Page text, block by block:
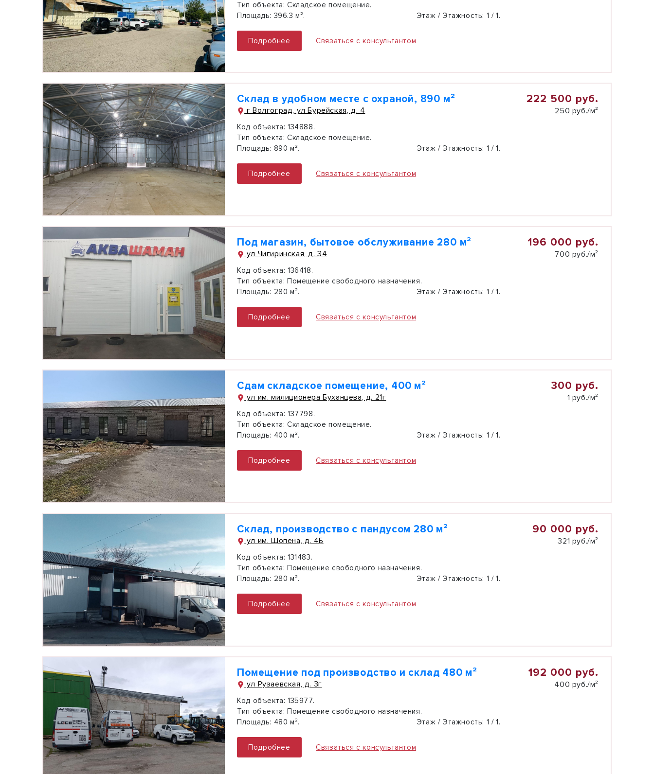
Тип объекта: Складское помещение.
Площадь: 396.3 м². Этаж / Этажность: 1 / 1.
Подробнее Связаться с консультантом
Склад в удобном месте с охраной, 890 м²
г Волгоград, ул Бурейская, д. 4
222 500 руб.
250 руб./м²
Код объекта: 134888.
Тип объекта: Складское помещение.
Площадь: 890 м². Этаж / Этажность: 1 / 1.
Подробнее Связаться с консультантом
Под магазин, бытовое обслуживание 280 м²
ул Чигиринская, д. 34
196 000 руб.
700 руб./м²
Код объекта: 136418.
Тип объекта: Помещение свободного назначения.
Площадь: 280 м². Этаж / Этажность: 1 / 1.
Подробнее Связаться с консультантом
Сдам складское помещение, 400 м²
ул им. милиционера Буханцева, д. 21г
300 руб.
1 руб./м²
Код объекта: 137798.
Тип объекта: Складское помещение.
Площадь: 400 м². Этаж / Этажность: 1 / 1.
Подробнее Связаться с консультантом
Склад, производство с пандусом 280 м²
ул им. Шопена, д. 4Б
90 000 руб.
321 руб./м²
Код объекта: 131483.
Тип объекта: Помещение свободного назначения.
Площадь: 280 м². Этаж / Этажность: 1 / 1.
Подробнее Связаться с консультантом
Помещение под производство и склад 480 м²
ул Рузаевская, д. 3г
192 000 руб.
400 руб./м²
Код объекта: 135977.
Тип объекта: Помещение свободного назначения.
Площадь: 480 м². Этаж / Этажность: 1 / 1.
Подробнее Связаться с консультантом